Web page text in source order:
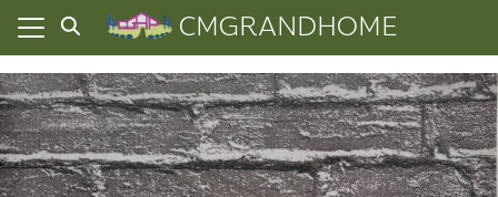
Skip
content
CMGRANDHOME
ความเป็นส่วนตัว
งหมด
ที่ผ่านมา